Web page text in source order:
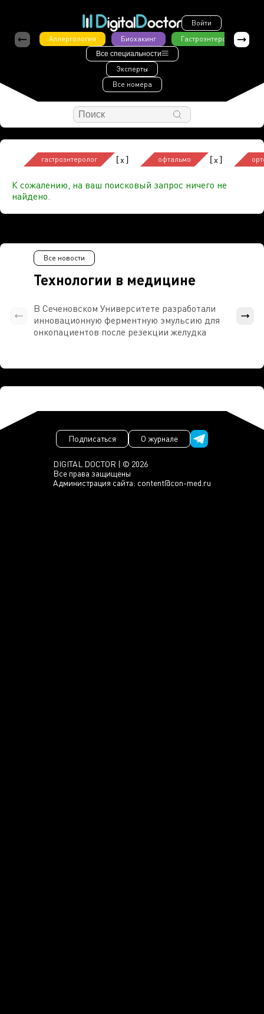
Войти
Аллергология
Биохакинг Гастроэнтерология
Все специальности
Эксперты
Все номера
гастроэнтеролог [x] офтальмо [x]
К сожалению, на ваш поисковый запрос ничего не
найдено.
Технологии в медицине
Все новости
В Сеченовском Университете разработали
инновационную ферментную эмульсию для
онкопациентов после резекции желудка
DIGITAL DOCTOR | © 2026
Все права защищены
Администрация сайта: content@con-med.ru
Подписаться О журнале